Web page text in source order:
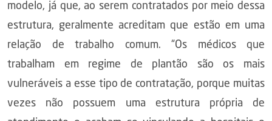
modelo, já que, ao serem contratados por meio dessa
estrutura, geralmente acreditam que estão em uma
relação de trabalho comum. “Os médicos que
trabalham em regime de plantão são os mais
vulneráveis a esse tipo de contratação, porque muitas
vezes não possuem uma estrutura própria de